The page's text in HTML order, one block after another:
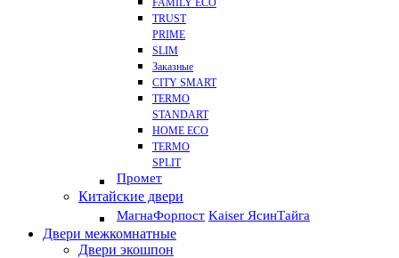
FAMILY ECO
TRUST
PRIME
SLIM
Заказные
CITY SMART
TERMO
STANDART
HOME ECO
ТЕRМО
SPLIT
Промет
Китайские двери
МагнаФорпост Kaiser ЯсинТайга
Двери межкомнатные
Двери экошпон